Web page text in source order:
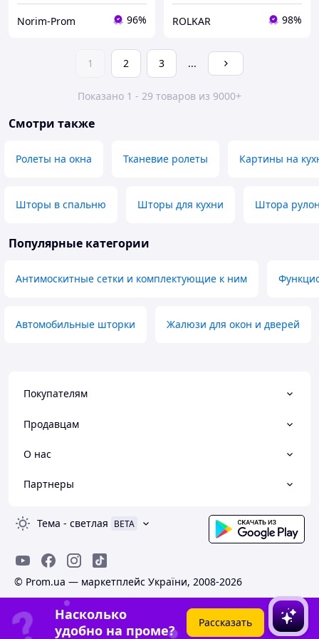
Norim-Prom 96% ROLKAR 98%
1 2 3 ...
Показано 1 - 29 товаров из 9000+
Смотри также
Ролеты на окна Тканевие ролеты Картины на
Шторы в спальню Шторы для кухни Штора
Популярные категории
Антимоскитные сетки и комплектующие к ним
Автомобильные шторки Жалюзи для окон и дверей
Покупателям
Продавцам
О нас
Партнеры
Тема - светлая BETA
© Prom.ua — маркетплейс України, 2008-2026
Насколько
удобно на проме?
Рассказать